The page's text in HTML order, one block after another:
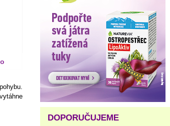
DOPORUČUJEME